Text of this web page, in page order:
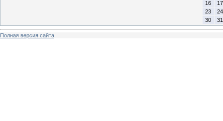
16
17
23
24
30
31
Полная версия сайта